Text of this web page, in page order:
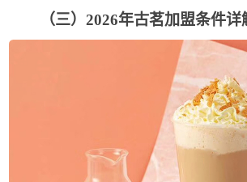
（三）2026年古茗加盟条件